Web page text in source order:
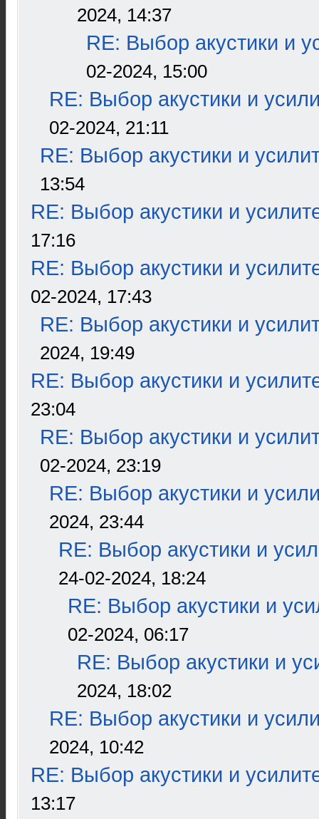
2024, 14:37
RE: Выбор акустики и
02-2024, 15:00
RE: Выбор акустики и
02-2024, 21:11
RE: Выбор акустики и
13:54
RE: Выбор акустики и
17:16
RE: Выбор акустики и
02-2024, 17:43
RE: Выбор акустики и
2024, 19:49
RE: Выбор акустики и
23:04
RE: Выбор акустики и
02-2024, 23:19
RE: Выбор акустики и
2024, 23:44
RE: Выбор акустики и
24-02-2024, 18:24
RE: Выбор акустики и
02-2024, 06:17
RE: Выбор акустики и
2024, 18:02
RE: Выбор акустики и
2024, 10:42
RE: Выбор акустики и
13:17